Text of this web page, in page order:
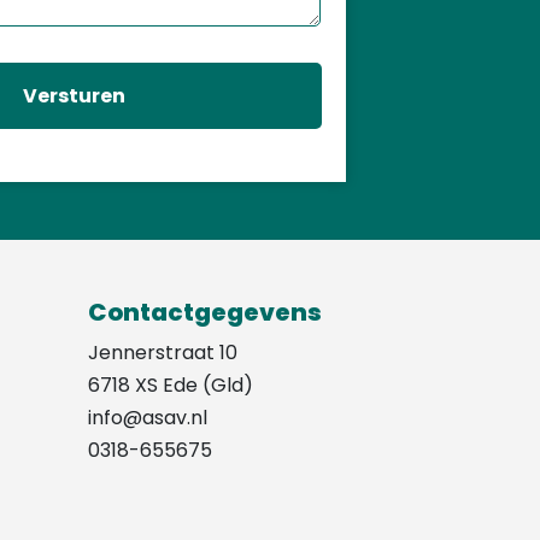
Contactgegevens
Jennerstraat 10
6718 XS Ede (Gld)
info@asav.nl
0318-655675